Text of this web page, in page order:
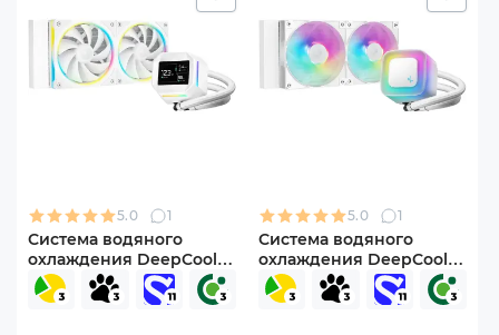
5.0 1
Система водяного
охлаждения DeepCool
LM240 WH (R-LM240-
WHDMMC-1)
5.0 1
Система водяного
охлаждения DeepCool
LE240 WH V2 (R-LE240-
WHAMMN-G-2)